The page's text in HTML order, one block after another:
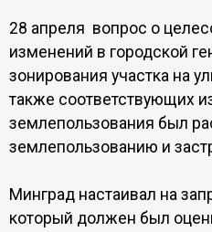
28 апреля вопрос о
изменений в городской
зонирования участка на
также соответствующих
землепользования был
землепользованию и
Минград настаивал на
который должен был